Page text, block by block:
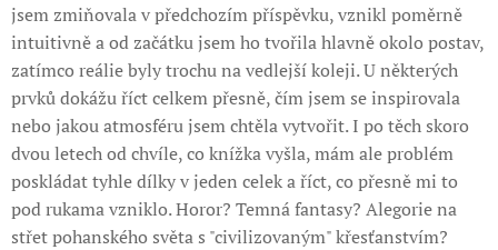
jsem zmiňovala v předchozím příspěvku, vznikl poměrně
intuitivně a od začátku jsem ho tvořila hlavně okolo postav,
zatímco reálie byly trochu na vedlejší koleji. U některých
prvků dokážu říct celkem přesně, čím jsem se inspirovala
nebo jakou atmosféru jsem chtěla vytvořit. I po těch skoro
dvou letech od chvíle, co knížka vyšla, mám ale problém
poskládat tyhle dílky v jeden celek a říct, co přesně mi to
pod rukama vzniklo. Horor? Temná fantasy? Alegorie na
střet pohanského světa s "civilizovaným" křesťanstvím?